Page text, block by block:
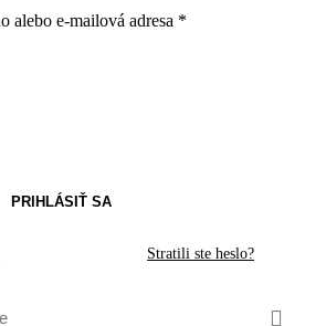
alebo e-mailová adresa *
PRIHLÁSIŤ SA
Stratili ste heslo?